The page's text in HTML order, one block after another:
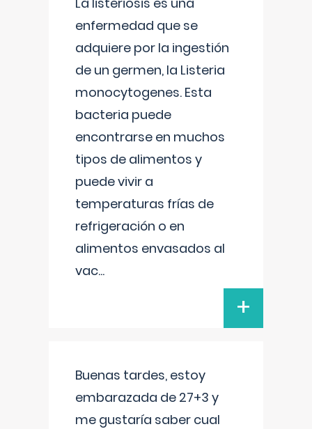
enfermedad que se
adquiere por la ingestión
de un germen, la Listeria
monocytogenes. Esta
bacteria puede
encontrarse en muchos
tipos de alimentos y
puede vivir a
temperaturas frías de
refrigeración o en
alimentos envasados al
vac...
+
Buenas tardes, estoy
embarazada de 27+3 y
me gustaría saber cual